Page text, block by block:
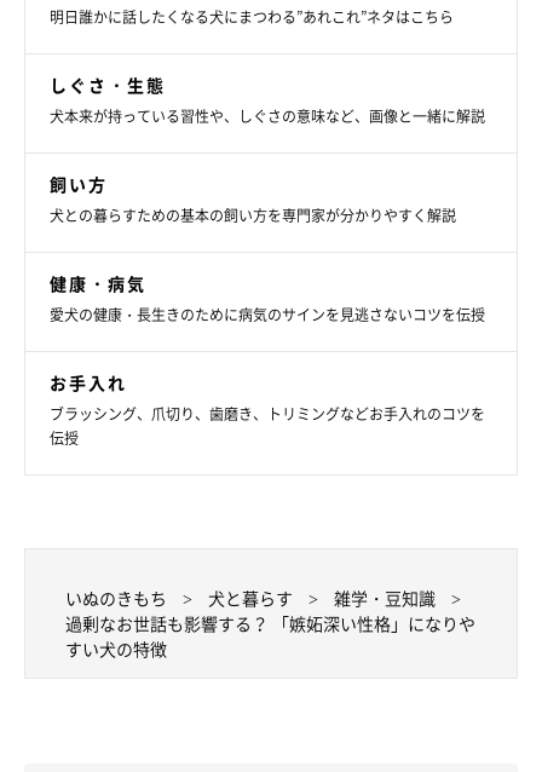
いぬのきもち投稿写真ギャラリー
ーー嫉妬深いコに対する適切な接し方があれば教えてください。
獣医師：
「散歩などでほかの犬と接した後には、愛犬にも同じようにかま
ってあげましょう。多頭飼いでは、
明日誰かに話したくなる犬にまつわる”あれこれ”ネタはこちら
しぐさ・生態
犬本来が持っている習性や、しぐさの意味など、画像と一緒に解説
飼い方
犬との暮らすための基本の飼い方を専門家が分かりやすく解説
健康・病気
愛犬の健康・長生きのために病気のサインを見逃さないコツを伝授
お手入れ
ブラッシング、爪切り、歯磨き、トリミングなどお手入れのコツを
伝授
いぬのきもち 犬と暮らす
雑学・豆知識
過剰なお世話も影響する？ 「嫉妬深い性格」になりや
すい犬の特徴